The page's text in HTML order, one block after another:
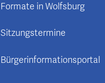
Formate in Wolfsburg
Sitzungstermine
Bürgerinformationsportal